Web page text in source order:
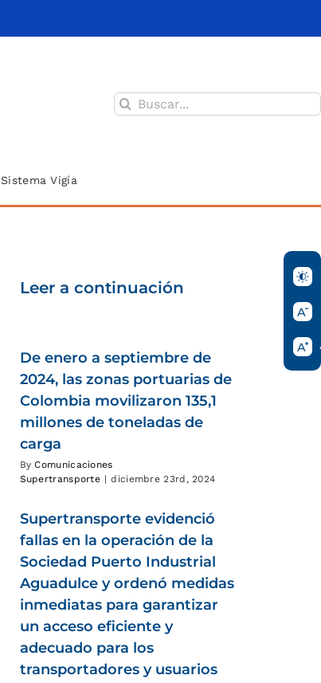
Buscar:
Sistema Vigía
Leer a continuación
De enero a septiembre de
2024, las zonas portuarias de
Colombia movilizaron 135,1
millones de toneladas de
carga
ByComunicaciones
Supertransporte | diciembre 23rd, 2024
Supertransporte evidenció
fallas en la operación de la
Sociedad Puerto Industrial
Aguadulce y ordenó medidas
inmediatas para garantizar
un acceso eficiente y
adecuado para los
transportadores y usuarios